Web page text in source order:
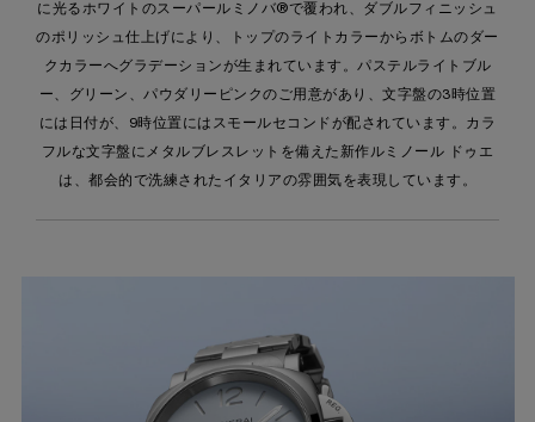
に光るホワイトのスーパールミノバ®で覆われ、ダブルフィニッシュ
のポリッシュ仕上げにより、トップのライトカラーからボトムのダー
クカラーへグラデーションが生まれています。パステルライトブル
ー、グリーン、パウダリーピンクのご用意があり、文字盤の3時位置
には日付が、9時位置にはスモールセコンドが配されています。カラ
フルな文字盤にメタルブレスレットを備えた新作ルミノール ドゥエ
は、都会的で洗練されたイタリアの雰囲気を表現しています。